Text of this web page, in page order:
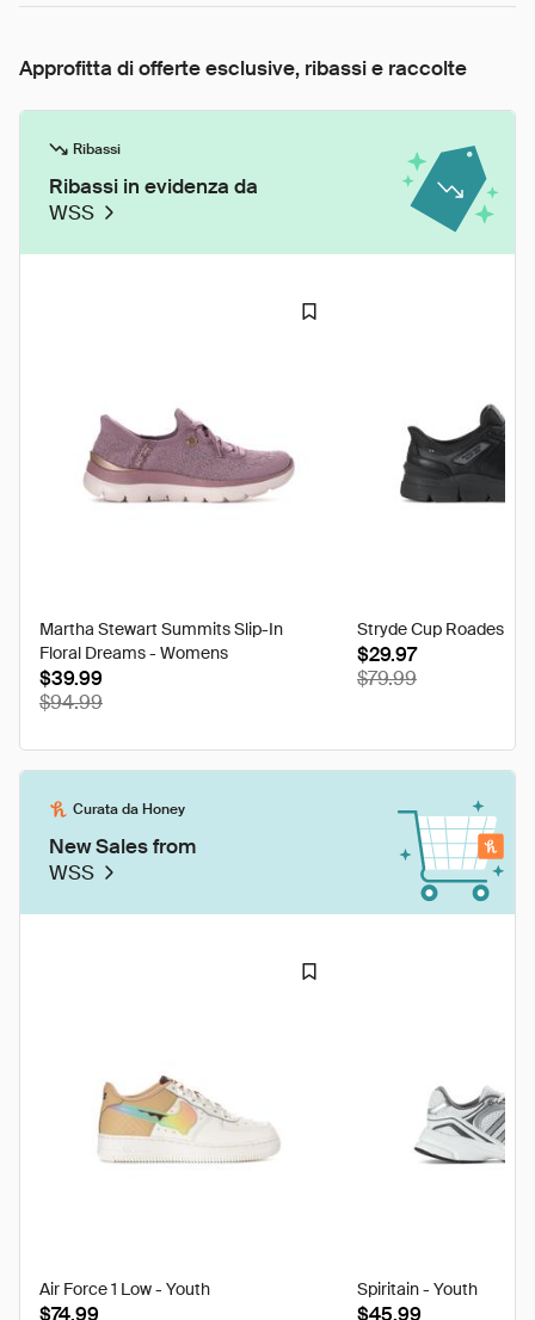
Approfitta di offerte esclusive, ribassi e raccolte
Ribassi
Ribassi in evidenza da
WSS
Martha Stewart Summits Slip-In
Floral Dreams - Womens
$39.99
$94.99
Stryde Cup Roades
$29.97
$79.99
Curata da Honey
New Sales from
WSS
Air Force 1 Low - Youth
$74.99
Spiritain - Youth
$45.99